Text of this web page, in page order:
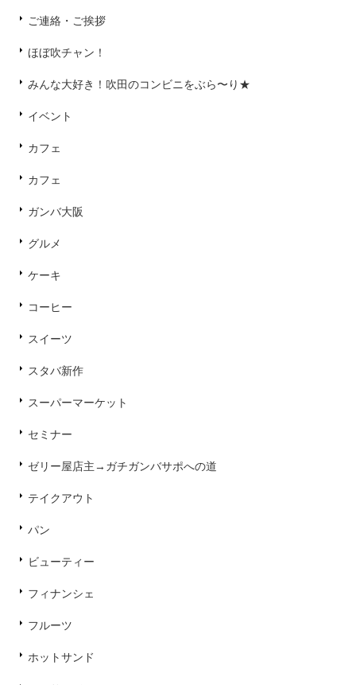
ご連絡・ご挨拶
ほぼ吹チャン！
みんな大好き！吹田のコンビニをぶら〜り★
イベント
カフェ
カフェ
ガンバ大阪
グルメ
ケーキ
コーヒー
スイーツ
スタバ新作
スーパーマーケット
セミナー
ゼリー屋店主→ガチガンバサポへの道
テイクアウト
パン
ビューティー
フィナンシェ
フルーツ
ホットサンド